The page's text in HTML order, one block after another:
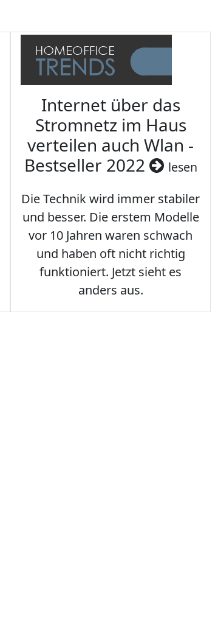
Internet über das
Stromnetz im Haus
verteilen auch Wlan -
Bestseller 2022
lesen
Die Technik wird immer stabiler
und besser. Die erstem Modelle
vor 10 Jahren waren schwach
und haben oft nicht richtig
funktioniert. Jetzt sieht es
anders aus.